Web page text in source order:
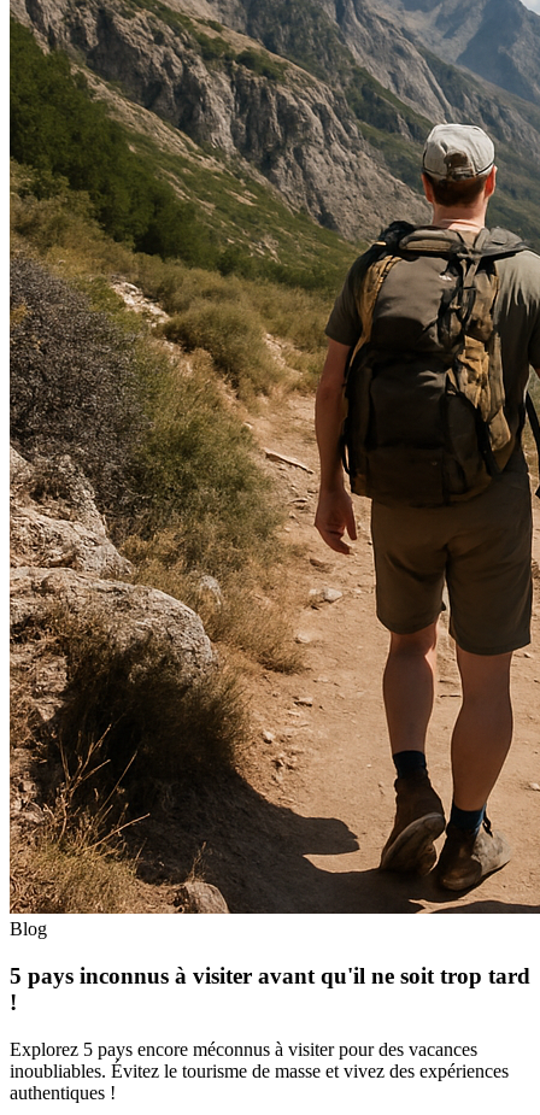
Blog
5 pays inconnus à visiter avant qu'il ne soit trop tard
!
Explorez 5 pays encore méconnus à visiter pour des vacances
inoubliables. Évitez le tourisme de masse et vivez des expériences
authentiques !